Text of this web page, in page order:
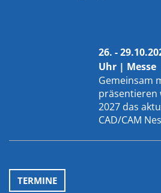
26. -
Uhr | Messe
Gemeinsam
präsentieren
2027 das
CAD/CAM
TERMINE